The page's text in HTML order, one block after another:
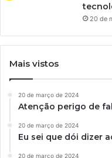
20 de
Mais vistos
20 de março de 2024
Atenção perigo de
20 de março de 2024
Eu sei que dói dizer
20 de março de 2024